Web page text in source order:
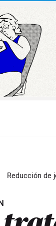
Reducción de